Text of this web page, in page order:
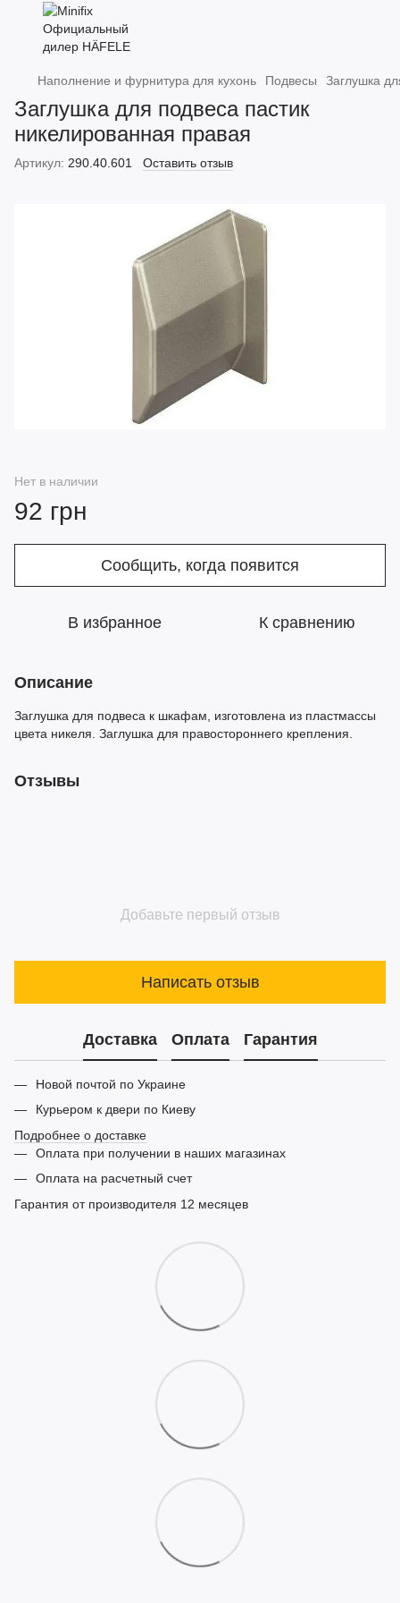
Наполнение и фурнитура для кухонь Подвесы Заглушка
Заглушка для подвеса пастик
никелированная правая
Артикул: 290.40.601 Оставить отзыв
Нет в наличии
92 грн
Сообщить, когда появится
В избранное К сравнению
Описание
Заглушка для подвеса к шкафам, изготовлена из пластмассы
цвета никеля. Заглушка для правостороннего крепления.
Отзывы
Добавьте первый отзыв
Написать отзыв
Доставка Оплата Гарантия
Новой почтой по Украине
Курьером к двери по Киеву
Подробнее о доставке
Оплата при получении в наших магазинах
Оплата на расчетный счет
Гарантия от производителя 12 месяцев